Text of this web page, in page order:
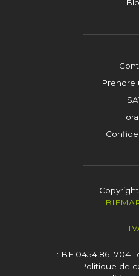
Prendre
: BE 0454.861.704
Politique de